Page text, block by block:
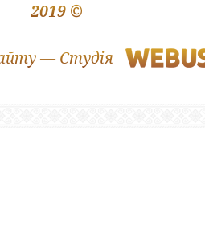
2019 ©
— Студія